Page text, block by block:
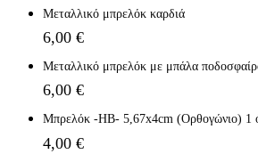
Μεταλλικό μπρελόκ καρδιά
6,00 €
Μεταλλικό μπρελόκ με μπάλα
6,00 €
Μπρελόκ -HB- 5,67x4cm (Ορθογώνιο) 1
4,00 €